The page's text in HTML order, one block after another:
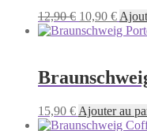
12,90€ Le
prix
12,90 €.
10,90 €Le
prix
10,90
15,90 € Ajouter au